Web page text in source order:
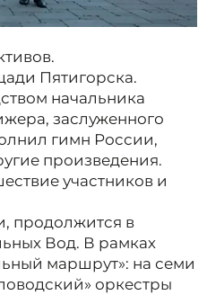
Пятигорска.
начальника
заслуженного
гимн России,
произведения.
участников и
продолжится в
Вод. В рамках
маршрут»: на семи
оркестры